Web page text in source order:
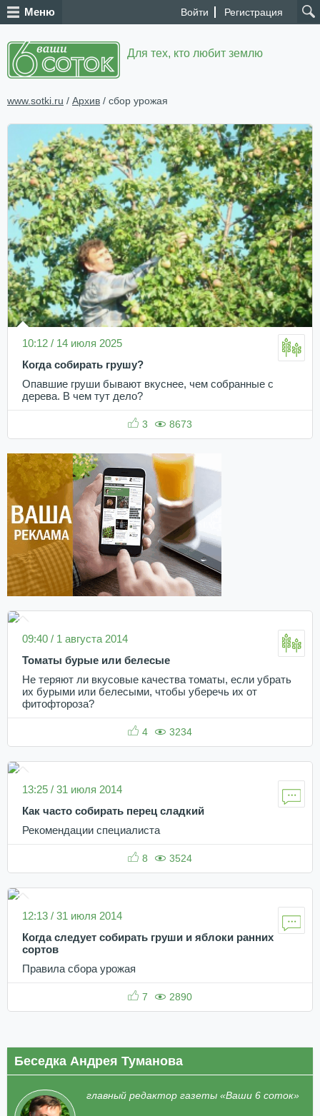
Войти Регистрация
Меню
Для тех, кто любит землю
www.sotki.ru / Архив / сбор урожая
10:12 / 14 июля 2025
Когда собирать грушу?
Опавшие груши бывают вкуснее, чем собранные с
дерева. В чем тут дело?
3 8673
09:40 / 1 августа 2014
Томаты бурые или белесые
Не теряют ли вкусовые качества томаты, если убрать
их бурыми или белесыми, чтобы уберечь их от
фитофтороза?
4 3234
13:25 / 31 июля 2014
Как часто собирать перец сладкий
Рекомендации специалиста
8 3524
12:13 / 31 июля 2014
Когда следует собирать груши и яблоки ранних
сортов
Правила сбора урожая
7 2890
Беседка Андрея Туманова
главный редактор газеты «Ваши 6 соток»